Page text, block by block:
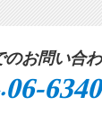
のお問い合
06-